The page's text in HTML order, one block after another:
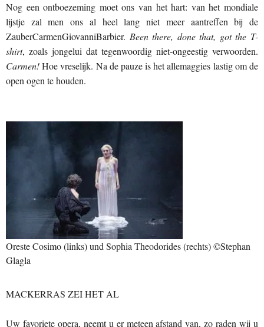
Nog een ontboezeming moet ons van het hart: van het mondiale
lijstje zal men ons al heel lang niet meer aantreffen bij de
ZauberCarmenGiovanniBarbier. Been there, done that, got the T-
shirt, zoals jongelui dat tegenwoordig niet-ongeestig verwoorden.
Carmen!Hoe vreselijk. Na de pauze is het allemaggies lastig om de
open ogen te houden.
Oreste Cosimo (links) und Sophia Theodorides (rechts) ©Stephan
Glagla
MACKERRAS ZEI HET AL
Uw favoriete opera, neemt u er meteen afstand van, zo raden wij u